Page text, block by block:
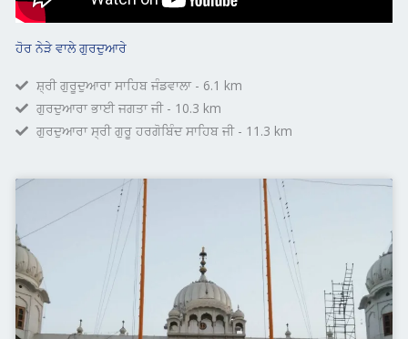
ਹੋਰ ਨੇੜੇ ਵਾਲੇ ਗੁਰਦੁਆਰੇ
ਸ਼੍ਰੀ ਗੁਰੂਦੁਆਰਾ ਸਾਹਿਬ ਜੰਡਵਾਲਾ - 6.1 km
ਗੁਰਦੁਆਰਾ ਭਾਈ ਜਗਤਾ ਜੀ - 10.3 km
ਗੁਰਦੁਆਰਾ ਸ੍ਰੀ ਗੁਰੂ ਹਰਗੋਬਿੰਦ ਸਾਹਿਬ ਜੀ - 11.3 km